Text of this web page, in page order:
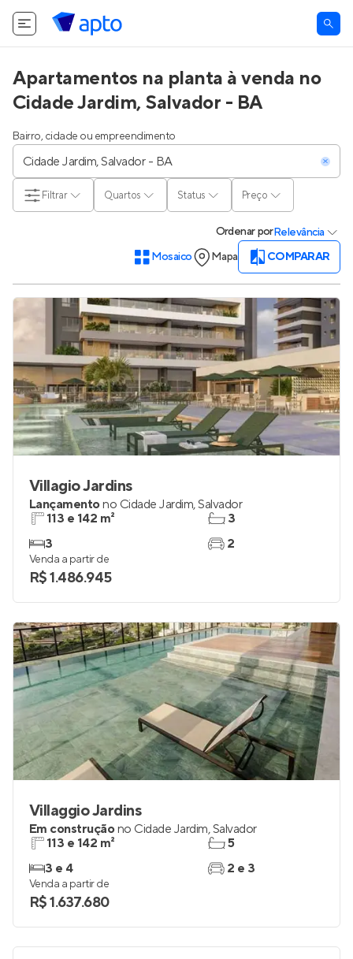
Apartamentos na planta à venda no
Cidade Jardim, Salvador - BA
Bairro, cidade ou empreendimento
Quartos Status Preço
Filtrar
OrdenarporRelevância
Mosaico
Mapa COMPARAR
Villagio Jardins
Lançamentono Cidade Jardim,Salvador
113 e 142 m²
3
3
2
Venda a partir de
R$ 1.486.945
Villaggio Jardins
Em construçãono Cidade Jardim,Salvador
113 e 142 m²
3 e 4
5
2 e 3
Venda a partir de
R$ 1.637.680